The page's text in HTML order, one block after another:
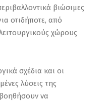
βιώσιμες
οτιδήποτε, από
χώρους
σχέδια και οι
λύσεις της
να